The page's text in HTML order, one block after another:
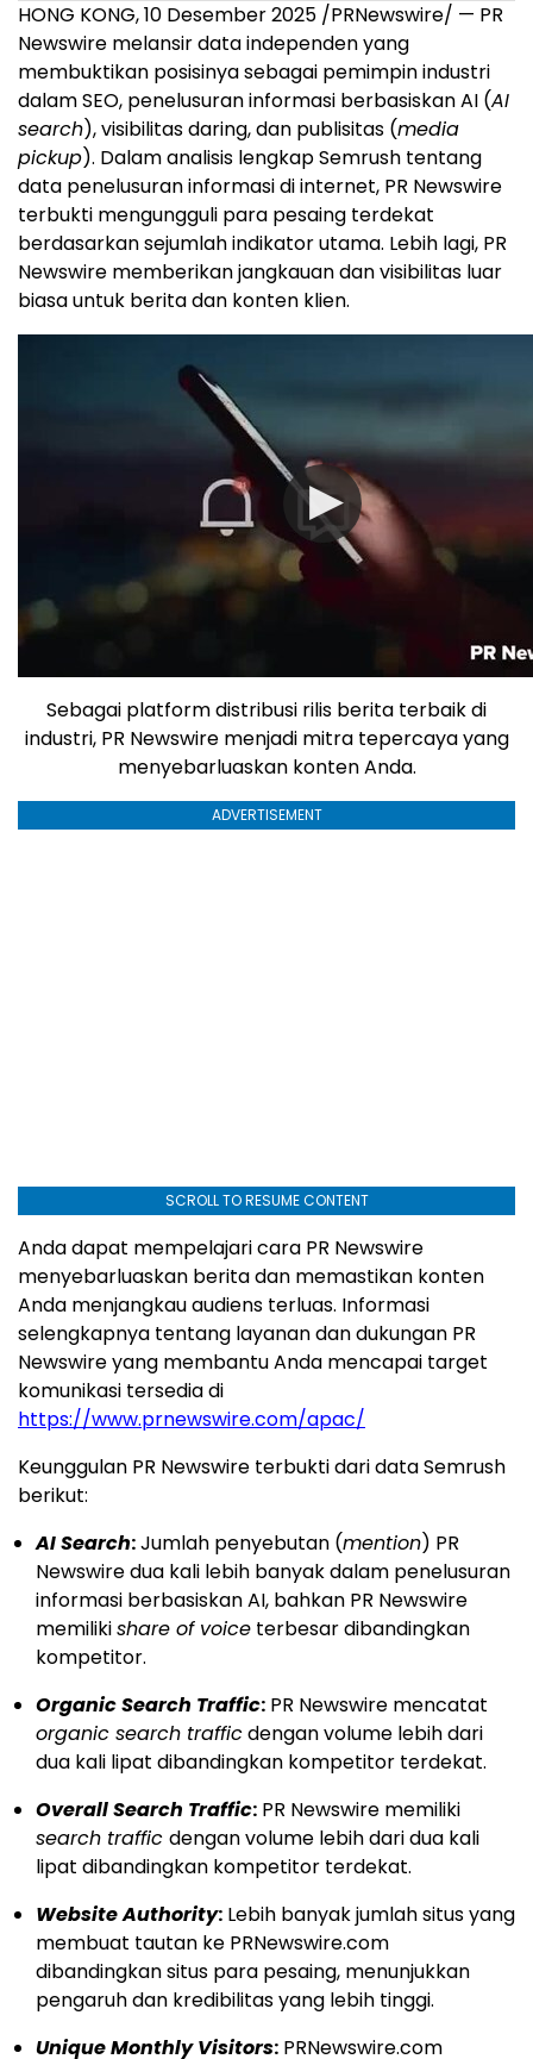
HONG KONG, 10 Desember 2025 /PRNewswire/ — PR
Newswire melansir data independen yang
membuktikan posisinya sebagai pemimpin industri
dalam SEO, penelusuran informasi berbasiskan AI (AI
search), visibilitas daring, dan publisitas (media
pickup). Dalam analisis lengkap Semrush tentang
data penelusuran informasi di internet, PR Newswire
terbukti mengungguli para pesaing terdekat
berdasarkan sejumlah indikator utama. Lebih lagi, PR
Newswire memberikan jangkauan dan visibilitas luar
biasa untuk berita dan konten klien.
Sebagai platform distribusi rilis berita terbaik di
industri, PR Newswire menjadi mitra tepercaya yang
menyebarluaskan konten Anda.
ADVERTISEMENT
SCROLL TO RESUME CONTENT
Anda dapat mempelajari cara PR Newswire
menyebarluaskan berita dan memastikan konten
Anda menjangkau audiens terluas. Informasi
selengkapnya tentang layanan dan dukungan PR
Newswire yang membantu Anda mencapai target
komunikasi tersedia di
https://www.prnewswire.com/apac/
Keunggulan PR Newswire terbukti dari data Semrush
berikut:
AI Search:Jumlah penyebutan (mention) PR
Newswire dua kali lebih banyak dalam penelusuran
informasi berbasiskan AI, bahkan PR Newswire
memilikishare of voice terbesar dibandingkan
kompetitor.
Organic Search Traffic: PR Newswire mencatat
organic search trafficdengan volume lebih dari
dua kali lipat dibandingkan kompetitor terdekat.
Overall Search Traffic: PR Newswire memiliki
search traffic dengan volume lebih dari dua kali
lipat dibandingkan kompetitor terdekat.
Website Authority: Lebih banyak jumlah situs yang
membuat tautan ke PRNewswire.com
dibandingkan situs para pesaing, menunjukkan
pengaruh dan kredibilitas yang lebih tinggi.
Unique Monthly Visitors: PRNewswire.com